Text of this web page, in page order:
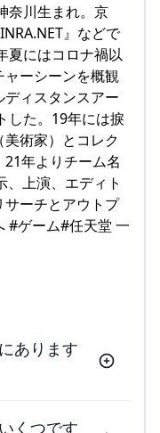
奈川生まれ。京
』などで
夏にはコロナ禍以
ーシーンを概観
ィスタンスアー
した。19年には捩
術家）とコレク
年よりチーム名
上演、エディト
サーチとアウトプ
#ゲーム#任天堂 一
あります
くつです